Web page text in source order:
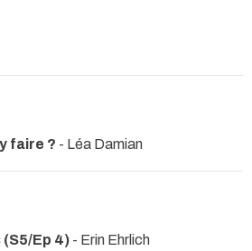
faire ? - Léa Damian
(S5/Ep 4) - Erin Ehrlich